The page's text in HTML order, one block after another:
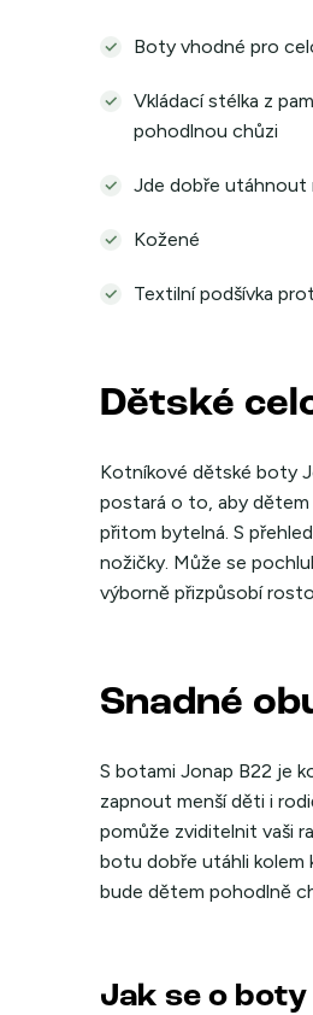
Boty vhodné pro
Vkládací stélka z
pohodlnou chůzi
Jde dobře utáhnout
Kožené
Textilní podšívka
Dětské
Kotníkové dětské boty
postará o to, aby dětem
přitom bytelná. S
nožičky. Může se
výborně přizpůsobí
Snadné
S botami Jonap B22 je
zapnout menší děti i
pomůže zviditelnit vaši
botu dobře utáhli kolem
bude dětem pohodlně
Jak se o